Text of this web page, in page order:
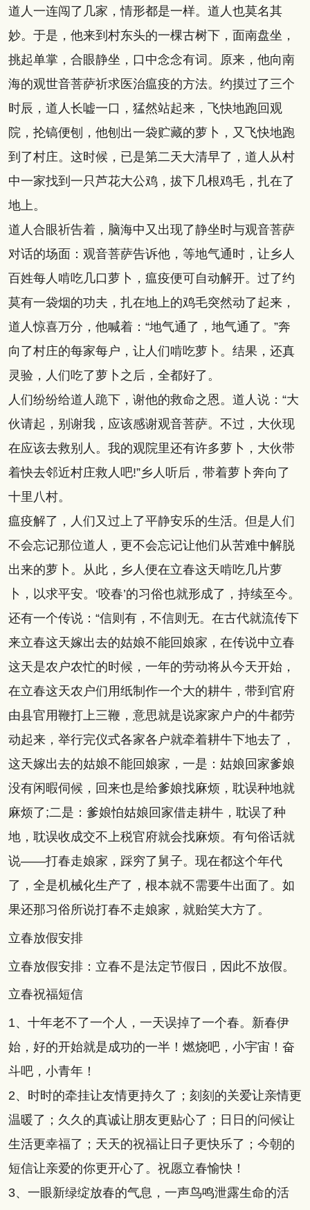
道人一连闯了几家，情形都是一样。道人也莫名其
妙。于是，他来到村东头的一棵古树下，面南盘坐，
挑起单掌，合眼静坐，口中念念有词。原来，他向南
海的观世音菩萨祈求医治瘟疫的方法。约摸过了三个
时辰，道人长嘘一口，猛然站起来，飞快地跑回观
院，抡镐便刨，他刨出一袋贮藏的萝卜，又飞快地跑
到了村庄。这时候，已是第二天大清早了，道人从村
中一家找到一只芦花大公鸡，拔下几根鸡毛，扎在了
地上。
道人合眼祈告着，脑海中又出现了静坐时与观音菩萨
对话的场面：观音菩萨告诉他，等地气通时，让乡人
百姓每人啃吃几口萝卜，瘟疫便可自动解开。过了约
莫有一袋烟的功夫，扎在地上的鸡毛突然动了起来，
道人惊喜万分，他喊着：“地气通了，地气通了。”奔
向了村庄的每家每户，让人们啃吃萝卜。结果，还真
灵验，人们吃了萝卜之后，全都好了。
人们纷纷给道人跪下，谢他的救命之恩。道人说：“大
伙请起，别谢我，应该感谢观音菩萨。不过，大伙现
在应该去救别人。我的观院里还有许多萝卜，大伙带
着快去邻近村庄救人吧!”乡人听后，带着萝卜奔向了
十里八村。
瘟疫解了，人们又过上了平静安乐的生活。但是人们
不会忘记那位道人，更不会忘记让他们从苦难中解脱
出来的萝卜。从此，乡人便在立春这天啃吃几片萝
卜，以求平安。‘咬春’的习俗也就形成了，持续至今。
还有一个传说：“信则有，不信则无。在古代就流传下
来立春这天嫁出去的姑娘不能回娘家，在传说中立春
这天是农户农忙的时候，一年的劳动将从今天开始，
在立春这天农户们用纸制作一个大的耕牛，带到官府
由县官用鞭打上三鞭，意思就是说家家户户的牛都劳
动起来，举行完仪式各家各户就牵着耕牛下地去了，
这天嫁出去的姑娘不能回娘家，一是：姑娘回家爹娘
没有闲暇伺候，回来也是给爹娘找麻烦，耽误种地就
麻烦了;二是：爹娘怕姑娘回家借走耕牛，耽误了种
地，耽误收成交不上税官府就会找麻烦。有句俗话就
说——打春走娘家，踩穷了舅子。现在都这个年代
了，全是机械化生产了，根本就不需要牛出面了。如
果还那习俗所说打春不走娘家，就贻笑大方了。
立春放假安排
立春放假安排：立春不是法定节假日，因此不放假。
立春祝福短信
1、十年老不了一个人，一天误掉了一个春。新春伊
始，好的开始就是成功的一半！燃烧吧，小宇宙！奋
斗吧，小青年！
2、时时的牵挂让友情更持久了；刻刻的关爱让亲情更
温暖了；久久的真诚让朋友更贴心了；日日的问候让
生活更幸福了；天天的祝福让日子更快乐了；今朝的
短信让亲爱的你更开心了。祝愿立春愉快！
3、一眼新绿绽放春的气息，一声鸟鸣泄露生命的活